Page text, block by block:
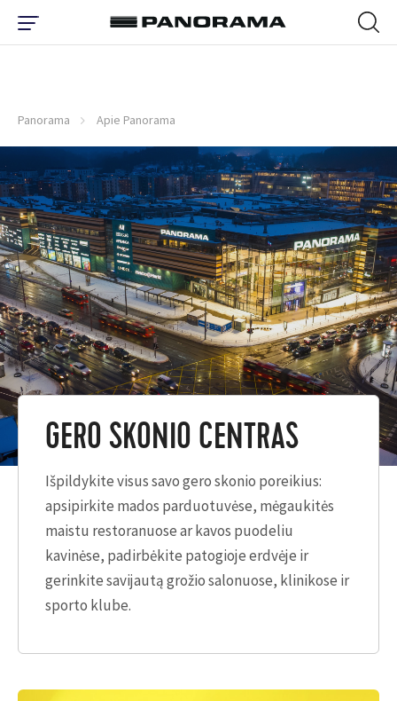
Panorama Apie Panorama
GERO SKONIO CENTRAS
Išpildykite visus savo gero skonio poreikius:
apsipirkite mados parduotuvėse, mėgaukitės
maistu restoranuose ar kavos puodeliu
kavinėse, padirbėkite patogioje erdvėje ir
gerinkite savijautą grožio salonuose, klinikose ir
sporto klube.